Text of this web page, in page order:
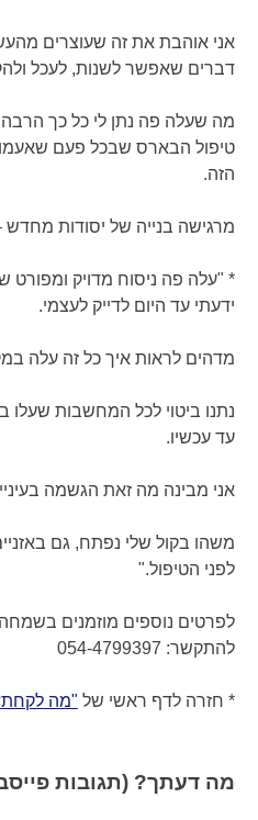
אני אוהבת את זה שעוצרים
דברים שאפשר לשנות, לעכל
מה שעלה פה נתן לי כל כך הרבה
טיפול הבארס שבכל פעם
הזה.
מרגישה בנייה של יסודות
* "עלה פה ניסוח מדויק
ידעתי עד היום לדייק לעצמי.
מדהים לראות איך כל זה עלה
נתנו ביטוי לכל המחשבות
עד עכשיו.
אני מבינה מה זאת הגשמה
משהו בקול שלי נפתח, גם
לפני הטיפול."
לפרטים נוספים מוזמנים
להתקשר: 054-4799397
* חזרה לדף ראשי של "מה
מה דעתך? (תגובות